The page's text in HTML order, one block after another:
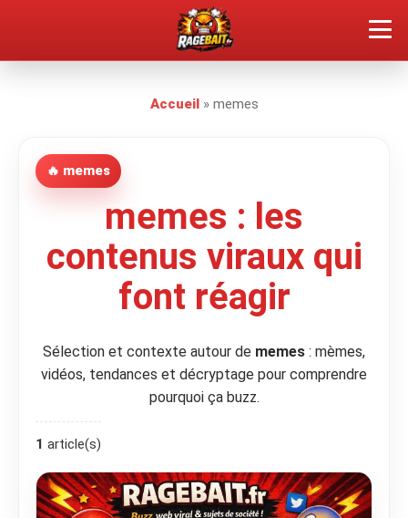
ÇA FAIT RÉAGIR
🔥 VOIR LE BUZZ
Accueil» memes
🔥 memes
memes : les
contenus viraux qui
font réagir
Sélection et contexte autour de memes : mèmes,
vidéos, tendances et décryptage pour comprendre
pourquoi ça buzz.
1 article(s)